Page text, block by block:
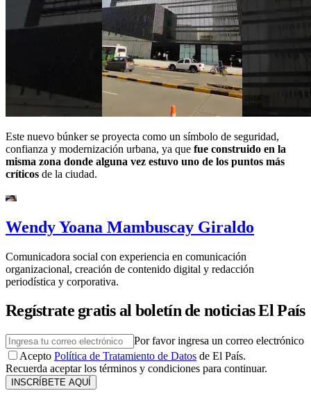
Este nuevo búnker se proyecta como un símbolo de seguridad,
confianza y modernización urbana, ya que fue construido en la
misma zona donde alguna vez estuvo uno de los puntos más
críticos de la ciudad.
Wendy Yoana Mambuscay Giraldo
Comunicadora social con experiencia en comunicación
organizacional, creación de contenido digital y redacción
periodística y corporativa.
Regístrate gratis al boletín de noticias El País
Por favor ingresa un correo electrónico
Acepto Política de Tratamiento de Datos de El País.
Recuerda aceptar los términos y condiciones para continuar.
INSCRÍBETE AQUÍ